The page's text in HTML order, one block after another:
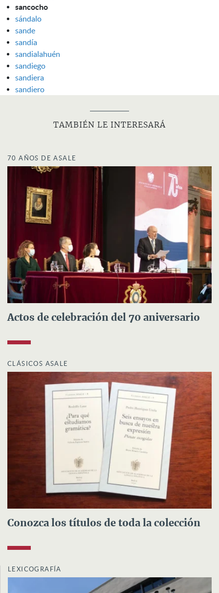
sancocho
sándalo
sande
sandía
sandialahuén
sandiego
sandiera
sandiero
TAMBIÉN LE INTERESARÁ
70 AÑOS DE ASALE
Actos de celebración del 70 aniversario
CLÁSICOS ASALE
Conozca los títulos de toda la colección
LEXICOGRAFÍA